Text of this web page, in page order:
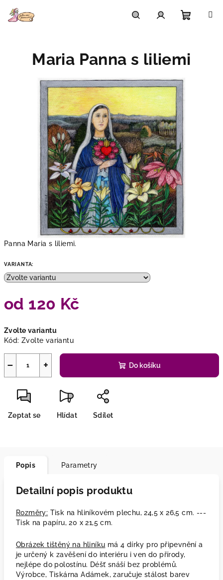
obsah
košík
Panna Maria s liliemi.
VARIANTA:
od 120 Kč
cena:
Zvolte variantu
Kód: Zvolte variantu
+
− Do košíku
Zeptat se Hlídat Sdílet
Maria Panna s liliemi
Popis Parametry
Detailní popis produktu
Rozměry: Tisk na hliníkovém plechu, 24,5 x 26,5 cm. ---
Tisk na papíru, 20 x 21,5 cm.
Obrázek tištěný na hliníku má 4 dírky pro připevnění a
je určený k zavěšení do interiéru i ven do přírody,
nejlépe do polostínu. Déšť snáší bez problémů.
Výrobce, Tiskárna Adámek, zaručuje stálost barev